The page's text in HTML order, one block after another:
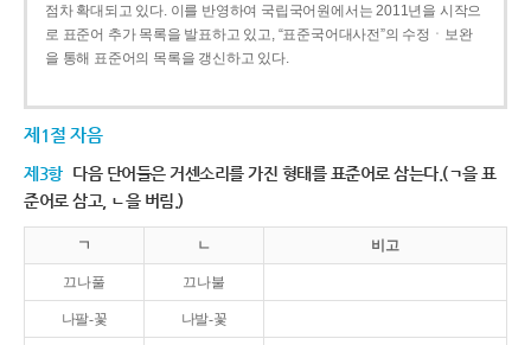
점차 확대되고 있다. 이를 반영하여 국립국어원에서는 2011년을 시작으
로 표준어 추가 목록을 발표하고 있고, “표준국어대사전”의 수정ㆍ보완
을 통해 표준어의 목록을 갱신하고 있다.
제1절 자음
제3항 다음 단어들은 거센소리를 가진 형태를 표준어로 삼는다.(ㄱ을 표
준어로 삼고, ㄴ을 버림.)
ㄱ ㄴ 비고
끄나풀 끄나불
나팔-꽃 나발-꽃